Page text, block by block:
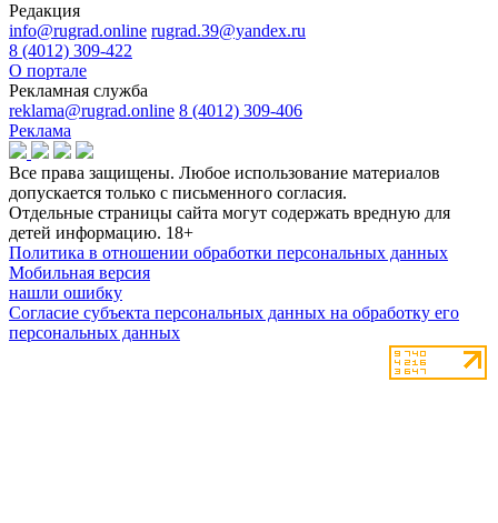
Редакция
info@rugrad.online rugrad.39@yandex.ru
8 (4012) 309-422
О портале
Рекламная служба
reklama@rugrad.online 8 (4012) 309-406
Реклама
Все права защищены. Любое использование материалов
допускается только с письменного согласия.
Отдельные страницы сайта могут содержать вредную для
детей информацию. 18+
Политика в отношении обработки персональных данных
Мобильная версия
нашли ошибку
Согласие субъекта персональных данных на обработку его
персональных данных